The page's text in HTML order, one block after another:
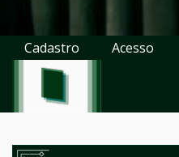
Cadastro Acesso